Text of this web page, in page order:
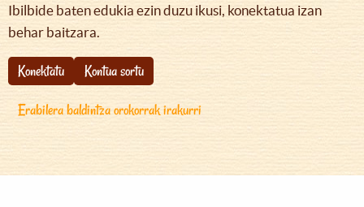
Ibilbide baten edukia ezin duzu ikusi, konektatua izan
behar baitzara.
Konektatu
Kontua sortu
Erabilera baldintza orokorrak irakurri